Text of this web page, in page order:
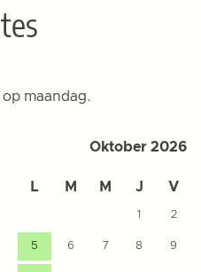
op maandag.
Oktober 2026
L M M J V
1 2
5 6 7 8 9